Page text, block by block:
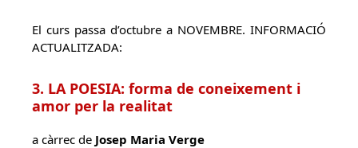
El curs passa d’octubre a NOVEMBRE. INFORMACIÓ
ACTUALITZADA:
3. LA POESIA: forma de coneixement i
amor per la realitat
a càrrec de Josep Maria Verge